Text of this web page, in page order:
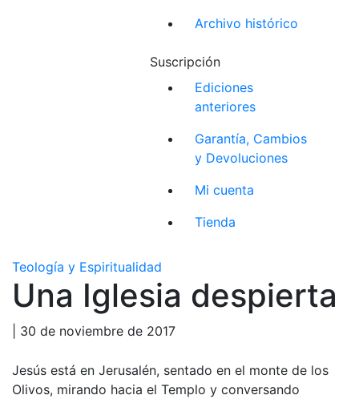
Archivo histórico
Suscripción
Ediciones
anteriores
Garantía, Cambios
y Devoluciones
Mi cuenta
Tienda
Teología y Espiritualidad
Una Iglesia despierta
| 30 de noviembre de 2017
Jesús está en Jerusalén, sentado en el monte de los
Olivos, mirando hacia el Templo y conversando